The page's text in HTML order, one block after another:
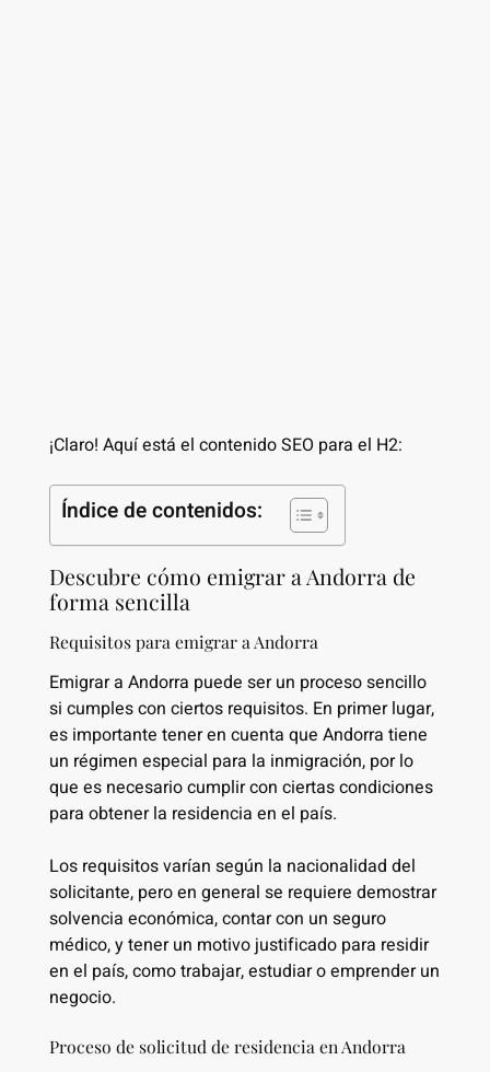
¡Claro! Aquí está el contenido SEO para el H2:
Índice de contenidos:
Descubre cómo emigrar a Andorra de
forma sencilla
Requisitos para emigrar a Andorra
Emigrar a Andorra puede ser un proceso sencillo
si cumples con ciertos requisitos. En primer lugar,
es importante tener en cuenta que Andorra tiene
un régimen especial para la inmigración, por lo
que es necesario cumplir con ciertas condiciones
para obtener la residencia en el país.
Los requisitos varían según la nacionalidad del
solicitante, pero en general se requiere demostrar
solvencia económica, contar con un seguro
médico, y tener un motivo justificado para residir
en el país, como trabajar, estudiar o emprender un
negocio.
Proceso de solicitud de residencia en Andorra